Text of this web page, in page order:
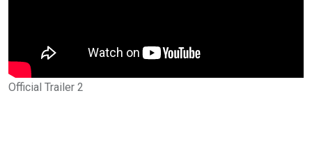
Official Trailer 2